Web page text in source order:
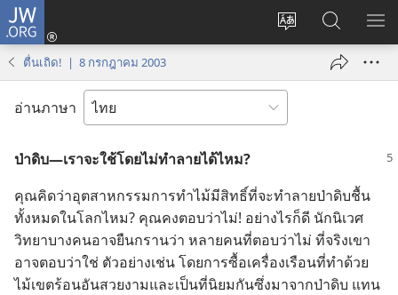
JW.ORG
เปลี่ยน
เข้า
(เปิด
ใหม่)
ค้นหา
ใน
JW.ORG
แส
ตื่นเถิด! | 8 กรกฎาคม 2003
อ่านภาษา
ป่า​ดิบ—เรา​จะ​ใช้​โดย​ไม่​ทำลาย​ได้​ไหม?
คุณ​คิด​ว่า​อุตสาหกรรม​การ​ทำ​ไม้​มี​สิทธิ์​ที่​จะ​ทำลาย​ป่า​ดิบ​ชื้น​
ทั้ง​หมด​ใน​โลก​ไหม? คุณ​คง​ตอบ​ว่า​ไม่! อย่าง​ไร​ก็​ดี นัก​นิเวศ​
วิทยา​บาง​คน​อาจ​ยืนกราน​ว่า หลาย​คน​ที่​ตอบ​ว่า​ไม่ ที่​จริง​เขา​
อาจ​ตอบ​ว่า​ใช่ ตัว​อย่าง​เช่น โดย​การ​ซื้อ​เครื่อง​เรือน​ที่​ทำ​ด้วย​
ไม้​เขต​ร้อน​อัน​สวย​งาม​และ​เป็น​ที่​นิยม​กัน​ซึ่ง​มา​จาก​ป่า​ดิบ แทน​